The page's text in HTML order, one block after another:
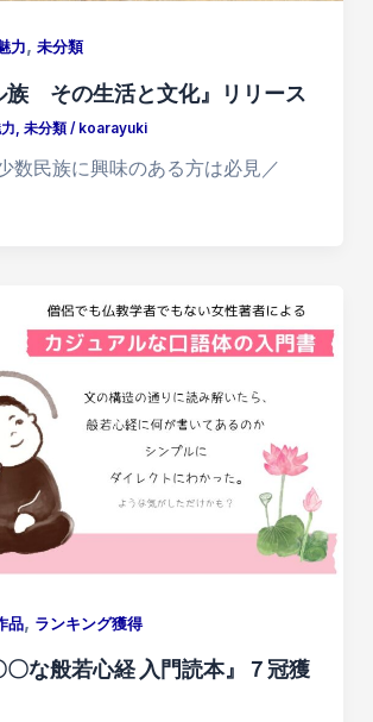
力, 未分類
族 その生活と文化』リリース
未分類/ koarayuki
数民族に興味のある方は必見／
品, ランキング獲得
〇な般若心経 入門読本』７冠獲